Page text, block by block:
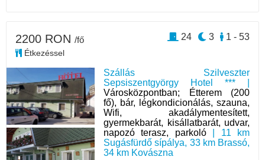
Szállás Szilveszter
Sepsiszentgyörgy Hotel *** |
Városközpontban; Étterem (200
fő), bár, légkondicionálás, szauna,
Wifi, akadálymentesített,
gyermekbarát, kisállatbarát, udvar,
napozó terasz, parkoló| 11 km
Sugásfürdő sípálya, 33 km Brassó,
34 km Kovászna
2200 RON /fő
Étkezéssel
1 - 53
3
24